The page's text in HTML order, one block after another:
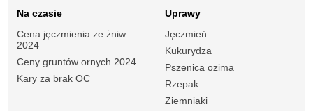
Na czasie
Cena jęczmienia ze żniw
2024
Ceny gruntów ornych 2024
Kary za brak OC
Uprawy
Jęczmień
Kukurydza
Pszenica ozima
Rzepak
Ziemniaki